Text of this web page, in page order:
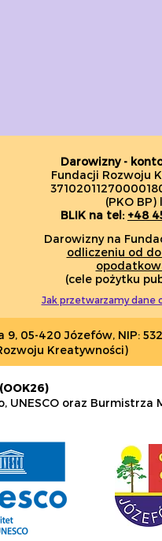
Darowizny -
Fundacji Rozwoju
(PKO BP)
BLIK na tel: +48
Darowizny na
odliczeniu od
(cele pożytku
Jak przetwarzamy dane
05-420 Józefów, NIP:
Kreatywności)
oraz Burmistrza